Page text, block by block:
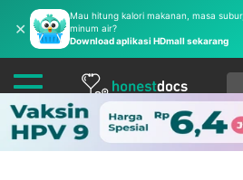
✕
Mau hitung kalori makanan, masa
minum air?
Download aplikasi HDmall sekarang